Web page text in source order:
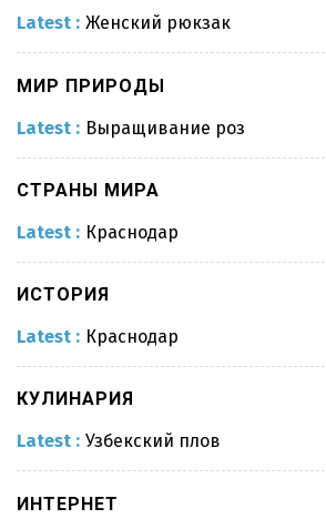
Женский рюкзак
Узбекский плов
Педикюр
Latest : Женский рюкзак
МИР ПРИРОДЫ
Latest : Выращивание роз
СТРАНЫ МИРА
Latest : Краснодар
ИСТОРИЯ
Latest : Краснодар
КУЛИНАРИЯ
Latest : Узбекский плов
ИНТЕРНЕТ